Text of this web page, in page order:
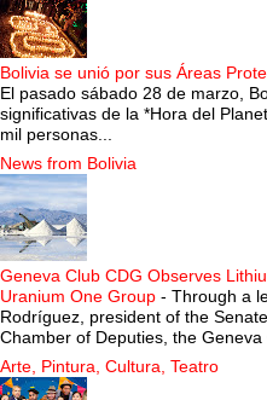
Bolivia se unió por sus Áreas
El pasado sábado 28 de marzo,
significativas de la *Hora del
mil personas...
News from Bolivia
Geneva Club CDG Observes
Uranium One Group - Through a
Rodríguez, president of the
Chamber of Deputies, the Geneva
Arte, Pintura, Cultura, Teatro